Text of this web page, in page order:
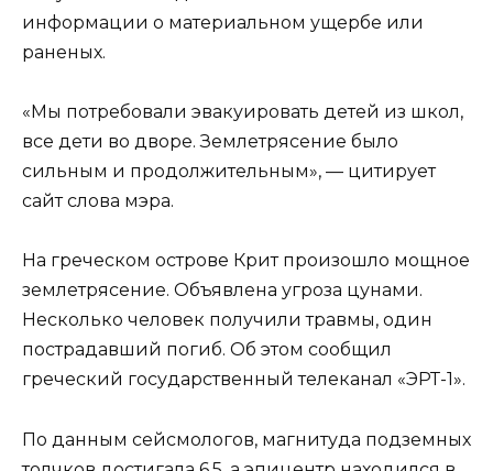
информации о материальном ущербе или
раненых.
«Мы потребовали эвакуировать детей из школ,
все дети во дворе. Землетрясение было
сильным и продолжительным», — цитирует
сайт слова мэра.
На греческом острове Крит произошло мощное
землетрясение. Объявлена угроза цунами.
Несколько человек получили травмы, один
пострадавший погиб. Об этом сообщил
греческий государственный телеканал «ЭРТ-1».
По данным сейсмологов, магнитуда подземных